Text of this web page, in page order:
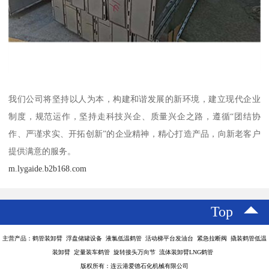
我们公司将坚持以人为本，构建和谐发展的新环境，建立现代企业
制度，规范运作，坚持走科技兴企、质量兴企之路，遵循“团结协
作、严谨求实、开拓创新”的企业精神，精心打造产品，向新老客户
提供满意的服务。
m.lygaide.b2b168.com
Top
主营产品：鹤管装卸臂 浮盘储罐设备 液氯低温鹤管 活动梯平台发油台 紧急拉断阀 撬装鹤管低温
装卸臂 定量装车鹤管 旋转接头万向节 流体装卸臂LNG鹤管
版权所有：连云港爱德石化机械有限公司